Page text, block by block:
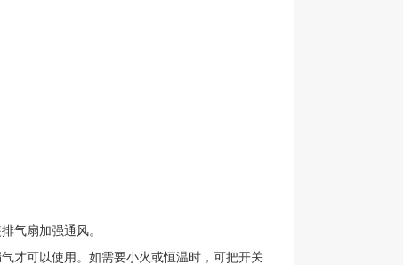
气扇加强通风。
才可以使用。如需要小火或恒温时，可把开关